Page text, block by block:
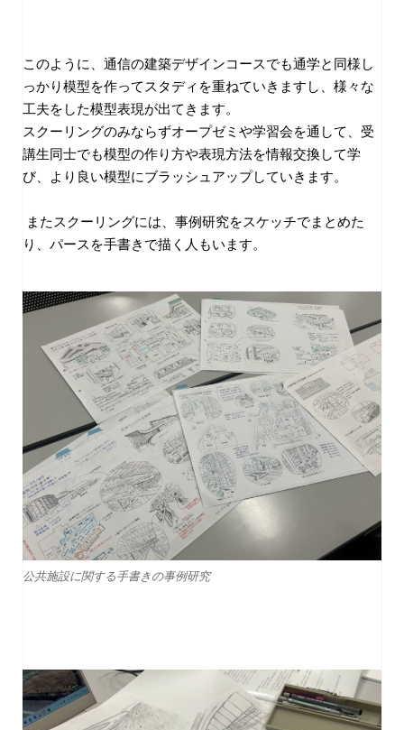
このように、通信の建築デザインコースでも通学と同様し
っかり模型を作ってスタディを重ねていきますし、様々な
工夫をした模型表現が出てきます。
スクーリングのみならずオープゼミや学習会を通して、受
講生同士でも模型の作り方や表現方法を情報交換して学
び、より良い模型にブラッシュアップしていきます。
またスクーリングには、事例研究をスケッチでまとめた
り、パースを手書きで描く人もいます。
公共施設に関する手書きの事例研究